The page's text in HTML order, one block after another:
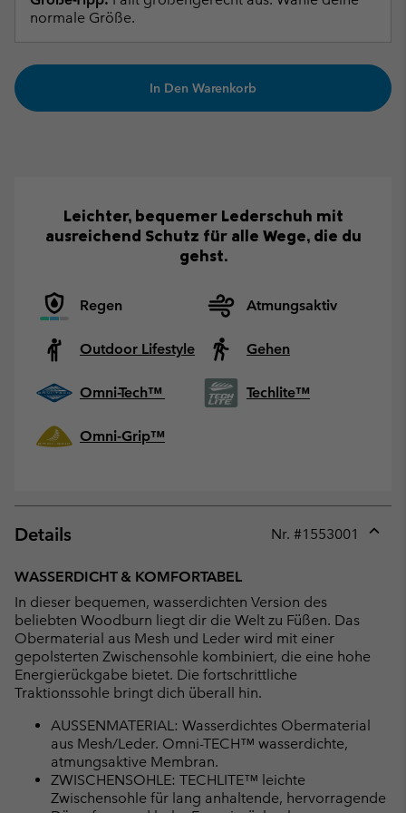
normale Größe.
In Den Warenkorb
Leichter, bequemer Lederschuh mit
ausreichend Schutz für alle Wege, die du
gehst.
Regen Atmungsaktiv
Outdoor Lifestyle Gehen
Omni-Tech™ Techlite™
Omni-Grip™
Details Nr. #1553001
WASSERDICHT & KOMFORTABEL
In dieser bequemen, wasserdichten Version des
beliebten Woodburn liegt dir die Welt zu Füßen. Das
Obermaterial aus Mesh und Leder wird mit einer
gepolsterten Zwischensohle kombiniert, die eine hohe
Energierückgabe bietet. Die fortschrittliche
Traktionssohle bringt dich überall hin.
AUSSENMATERIAL: Wasserdichtes Obermaterial
aus Mesh/Leder. Omni-TECH™ wasserdichte,
atmungsaktive Membran.
ZWISCHENSOHLE: TECHLITE™ leichte
Zwischensohle für lang anhaltende, hervorragende